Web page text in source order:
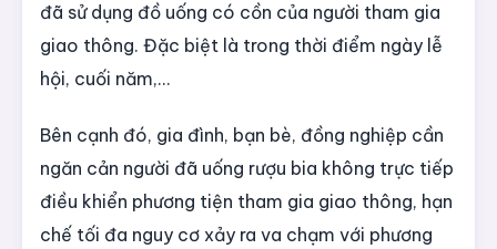
đã sử dụng đồ uống có cồn của người tham gia
giao thông. Đặc biệt là trong thời điểm ngày lễ
hội, cuối năm,...
Bên cạnh đó, gia đình, bạn bè, đồng nghiệp cần
ngăn cản người đã uống rượu bia không trực tiếp
điều khiển phương tiện tham gia giao thông, hạn
chế tối đa nguy cơ xảy ra va chạm với phương